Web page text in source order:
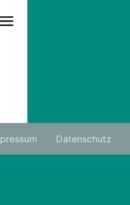
Datenschutz